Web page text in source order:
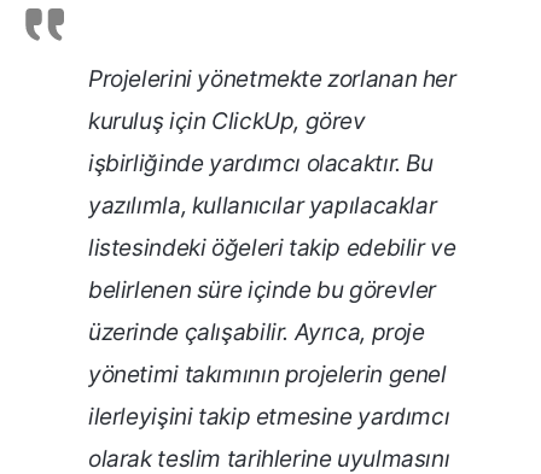
Projelerini yönetmekte zorlanan her
kuruluş için ClickUp, görev
işbirliğinde yardımcı olacaktır. Bu
yazılımla, kullanıcılar yapılacaklar
listesindeki öğeleri takip edebilir ve
belirlenen süre içinde bu görevler
üzerinde çalışabilir. Ayrıca, proje
yönetimi takımının projelerin genel
ilerleyişini takip etmesine yardımcı
olarak teslim tarihlerine uyulmasını